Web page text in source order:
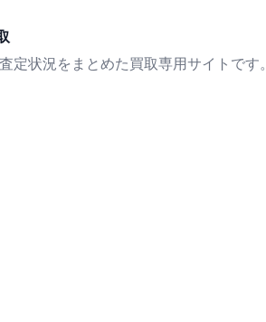
定状況をまとめた買取専用サイトです。